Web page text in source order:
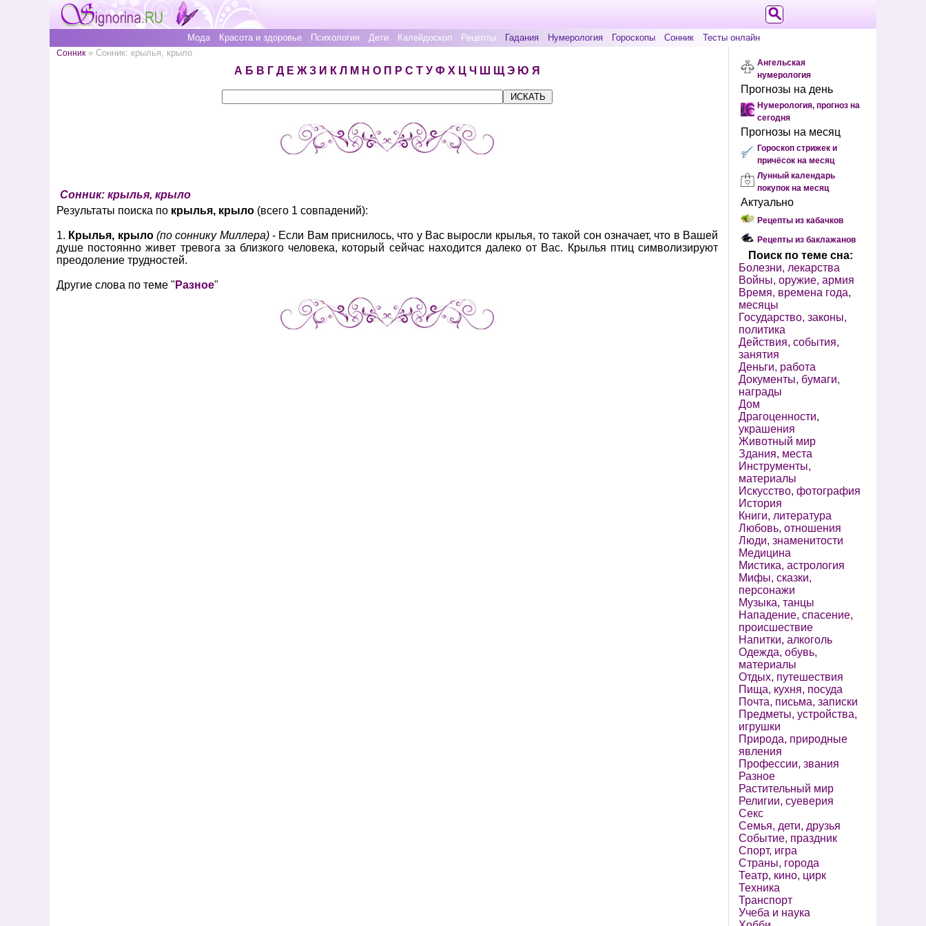
Мода Красота и здоровье Психология Дети Калейдоскоп Рецепты Гадания Нумерология Гороскопы Сонник Тесты онлайн
Сонник » Сонник: крылья, крыло
А Б В Г Д Е Ж З И К Л М Н О П Р С Т У Ф Х Ц Ч Ш Щ Э Ю Я
Сонник: крылья, крыло
Результаты поиска по крылья, крыло (всего 1 совпадений):
1. Крылья, крыло(по соннику Миллера)- Если Вам приснилось, что у Вас выросли крылья, то такой сон означает, что в Вашей
душе постоянно живет тревога за близкого человека, который сейчас находится далеко от Вас. Крылья птиц символизируют
преодоление трудностей.
Другие слова по теме " Разное"
Ангельская
нумерология
Прогнозы на день
Нумерология, прогноз на
сегодня
Прогнозы на месяц
Гороскоп стрижек и
причёсок на месяц
Лунный календарь
покупок на месяц
Актуально
Рецепты из кабачков
Рецепты из баклажанов
Поиск по теме сна:
Болезни, лекарства
Войны, оружие, армия
Время, времена года,
месяцы
Государство, законы,
политика
Действия, события,
занятия
Деньги, работа
Документы, бумаги,
награды
Дом
Драгоценности,
украшения
Животный мир
Здания, места
Инструменты,
материалы
Искусство, фотография
История
Книги, литература
Любовь, отношения
Люди, знаменитости
Медицина
Мистика, астрология
Мифы, сказки,
персонажи
Музыка, танцы
Нападение, спасение,
происшествие
Напитки, алкоголь
Одежда, обувь,
материалы
Отдых, путешествия
Пища, кухня, посуда
Почта, письма, записки
Предметы, устройства,
игрушки
Природа, природные
явления
Профессии, звания
Разное
Растительный мир
Религии, суеверия
Секс
Семья, дети, друзья
Событие, праздник
Спорт, игра
Страны, города
Театр, кино, цирк
Техника
Транспорт
Учеба и наука